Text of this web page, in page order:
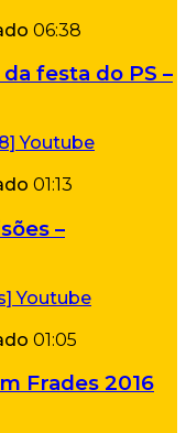
06:38
festa do PS –
01:13
–
01:05
Frades 2016